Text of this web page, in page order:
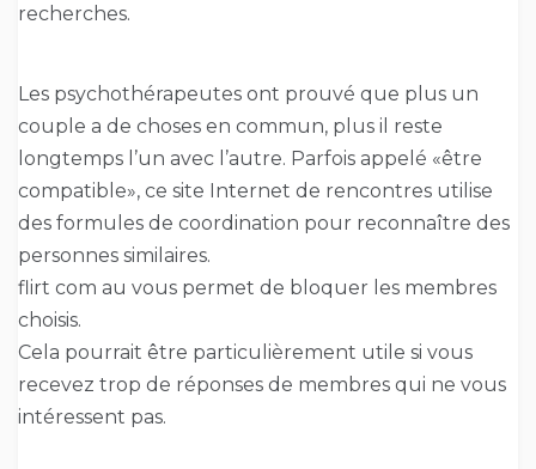
recherches.
Les psychothérapeutes ont prouvé que plus un
couple a de choses en commun, plus il reste
longtemps l’un avec l’autre. Parfois appelé «être
compatible», ce site Internet de rencontres utilise
des formules de coordination pour reconnaître des
personnes similaires.
flirt com au vous permet de bloquer les membres
choisis.
Cela pourrait être particulièrement utile si vous
recevez trop de réponses de membres qui ne vous
intéressent pas.